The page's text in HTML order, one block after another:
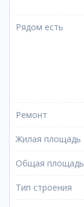
Рядом есть
Ремонт
Жилая площадь
Общая площадь
Тип строения